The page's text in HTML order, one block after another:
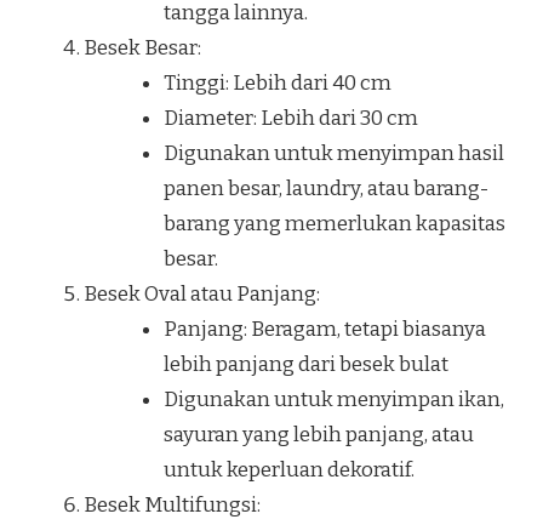
tangga lainnya.
Besek Besar:
Tinggi: Lebih dari 40 cm
Diameter: Lebih dari 30 cm
Digunakan untuk menyimpan hasil
panen besar, laundry, atau barang-
barang yang memerlukan kapasitas
besar.
Besek Oval atau Panjang:
Panjang: Beragam, tetapi biasanya
lebih panjang dari besek bulat
Digunakan untuk menyimpan ikan,
sayuran yang lebih panjang, atau
untuk keperluan dekoratif.
Besek Multifungsi: